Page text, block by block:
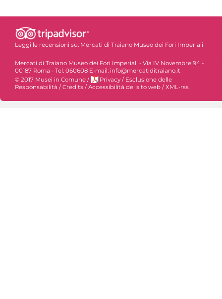
Leggi le recensioni su: Mercati di Traiano Museo dei Fori Imperiali
Mercati di Traiano Museo dei Fori Imperiali - Via IV Novembre 94 -
00187 Roma - Tel. 060608 E-mail: info@mercatiditraiano.it
© 2017 Musei in Comune / Privacy / Esclusione delle
Responsabilità / Credits / Accessibilità del sito web / XML-rss